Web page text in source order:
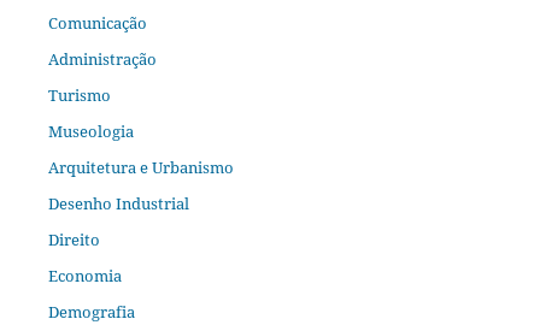
Comunicação
Administração
Turismo
Museologia
Arquitetura e Urbanismo
Desenho Industrial
Direito
Economia
Demografia